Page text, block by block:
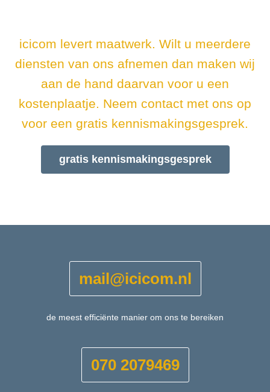
icicom levert maatwerk. Wilt u meerdere
diensten van ons afnemen dan maken wij
aan de hand daarvan voor u een
kostenplaatje. Neem contact met ons op
voor een gratis kennismakingsgesprek.
gratis kennismakingsgesprek
070 2079469‎
mail@icicom.nl
de meest efficiënte manier om ons te bereiken